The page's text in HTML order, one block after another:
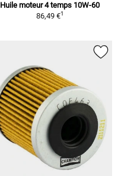
Huile moteur 4 temps 10W-60
86,49 €1